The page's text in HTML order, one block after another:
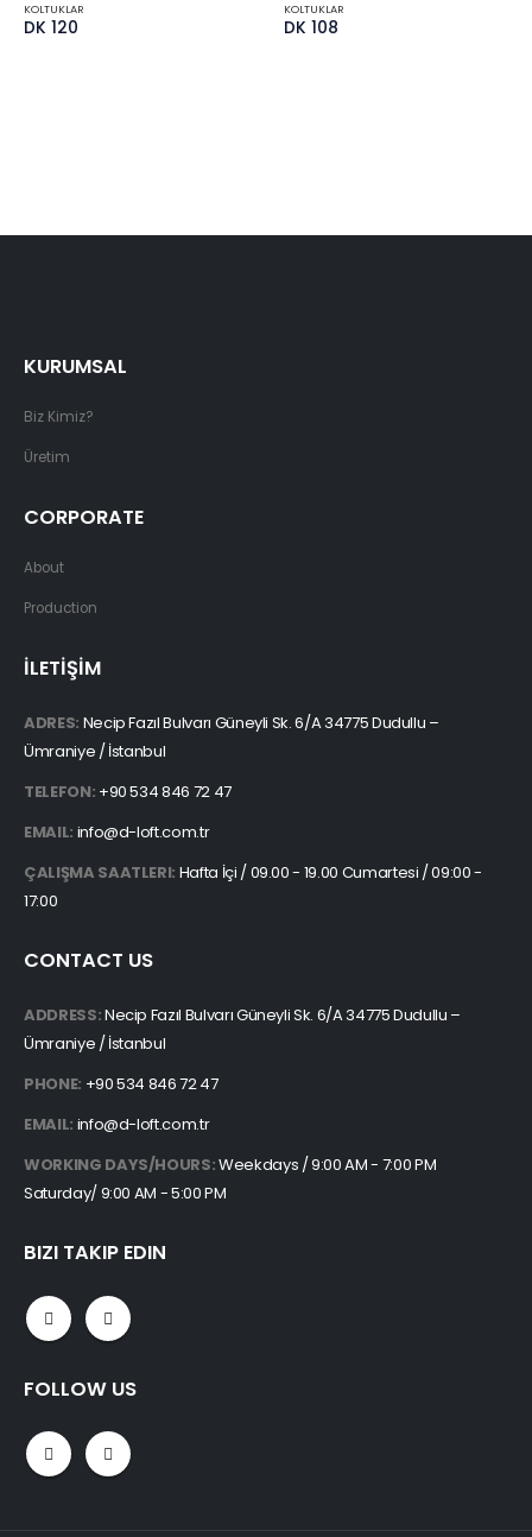
KOLTUKLAR
DK 120
KOLTUKLAR
DK 108
KURUMSAL
Biz Kimiz?
Üretim
CORPORATE
About
Production
İLETİŞİM
ADRES: Necip Fazıl Bulvarı Güneyli Sk. 6/A 34775 Dudullu –
Ümraniye / İstanbul
TELEFON: +90 534 846 72 47
EMAIL: info@d-loft.com.tr
ÇALIŞMA SAATLERI: Hafta İçi / 09.00 - 19.00 Cumartesi / 09:00 -
17:00
CONTACT US
ADDRESS:Necip Fazıl Bulvarı Güneyli Sk. 6/A 34775 Dudullu –
Ümraniye / İstanbul
PHONE: +90 534 846 72 47
EMAIL: info@d-loft.com.tr
WORKING DAYS/HOURS:Weekdays / 9:00 AM - 7:00 PM
Saturday/ 9:00 AM - 5:00 PM
BIZI TAKIP EDIN
FOLLOW US